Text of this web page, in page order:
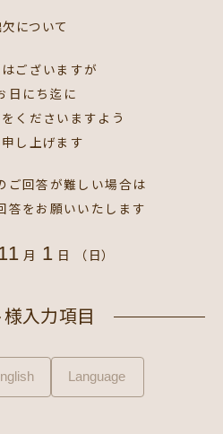
欠について
ございますが
日にち迄に
くださいますよう
し上げます
回答が難しい場合は
答をお願いいたします
月 1 日 （日）
入力項目